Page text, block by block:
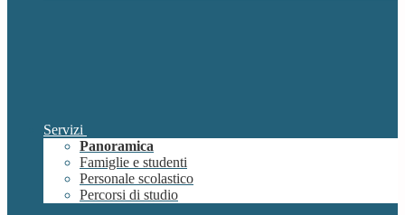
Servizi
Panoramica
Famiglie e studenti
Personale scolastico
Percorsi di studio